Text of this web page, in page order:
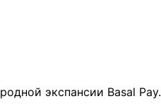
экспансии Basal Pay.